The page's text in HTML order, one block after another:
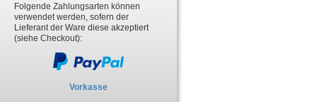
Folgende Zahlungsarten können
verwendet werden, sofern der
Lieferant der Ware diese akzeptiert
(siehe Checkout):
Vorkasse